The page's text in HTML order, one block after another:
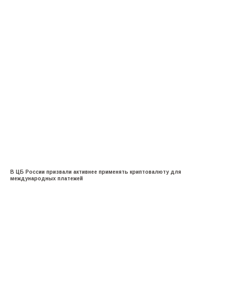
В ЦБ России призвали активнее применять криптовалюту для
международных платежей